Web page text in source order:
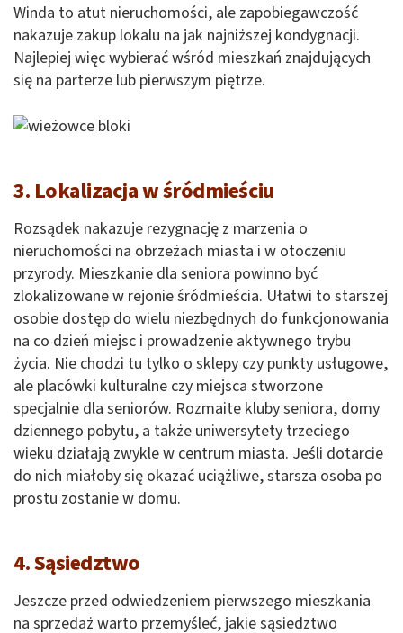
Winda to atut nieruchomości, ale zapobiegawczość
nakazuje zakup lokalu na jak najniższej kondygnacji.
Najlepiej więc wybierać wśród mieszkań znajdujących
się na parterze lub pierwszym piętrze.
3. Lokalizacja w śródmieściu
Rozsądek nakazuje rezygnację z marzenia o
nieruchomości na obrzeżach miasta i w otoczeniu
przyrody. Mieszkanie dla seniora powinno być
zlokalizowane w rejonie śródmieścia. Ułatwi to starszej
osobie dostęp do wielu niezbędnych do funkcjonowania
na co dzień miejsc i prowadzenie aktywnego trybu
życia. Nie chodzi tu tylko o sklepy czy punkty usługowe,
ale placówki kulturalne czy miejsca stworzone
specjalnie dla seniorów. Rozmaite kluby seniora, domy
dziennego pobytu, a także uniwersytety trzeciego
wieku działają zwykle w centrum miasta. Jeśli dotarcie
do nich miałoby się okazać uciążliwe, starsza osoba po
prostu zostanie w domu.
4. Sąsiedztwo
Jeszcze przed odwiedzeniem pierwszego mieszkania
na sprzedaż warto przemyśleć, jakie sąsiedztwo